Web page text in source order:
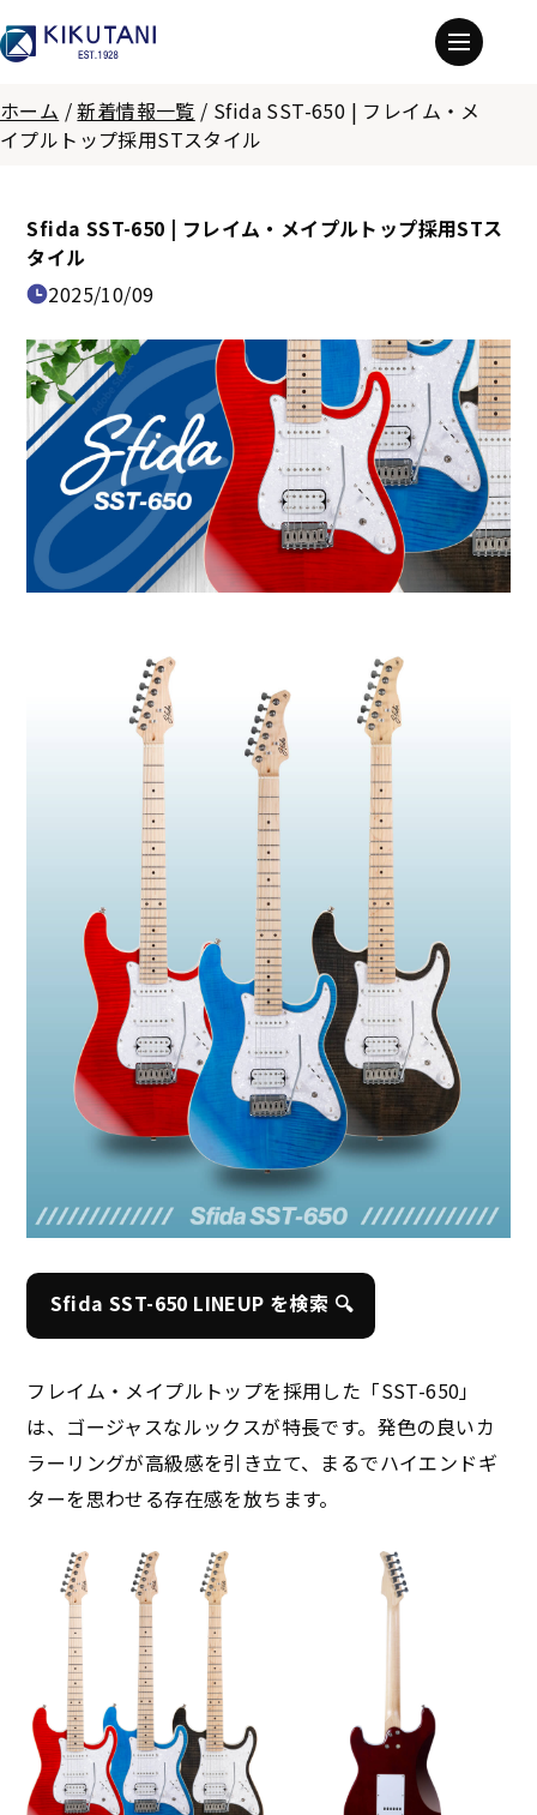
ホーム /新着情報一覧 / Sfida SST-650 | フレイム・メ
イプルトップ採用STスタイル
Sfida SST-650 | フレイム・メイプルトップ採用STス
タイル
2025/10/09
Sfida SST-650 LINEUP を検索 🔍
フレイム・メイプルトップを採用した「SST-650」
は、ゴージャスなルックスが特長です。発色の良いカ
ラーリングが高級感を引き立て、まるでハイエンドギ
ターを思わせる存在感を放ちます。